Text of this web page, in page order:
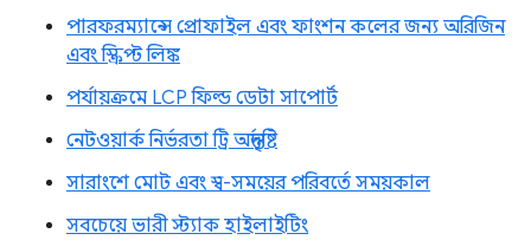
পারফরম্যান্সে প্রোফাইল এবং ফাংশন কলের জন্য অরিজিন
এবং স্ক্রিপ্ট লিঙ্ক
পর্যায়ক্রমে LCP ফিল্ড ডেটা সাপোর্ট
নেটওয়ার্ক নির্ভরতা ট্রি অন্তর্দৃষ্টি
সারাংশে মোট এবং স্ব-সময়ের পরিবর্তে সময়কাল
সবচেয়ে ভারী স্ট্যাক হাইলাইটিং